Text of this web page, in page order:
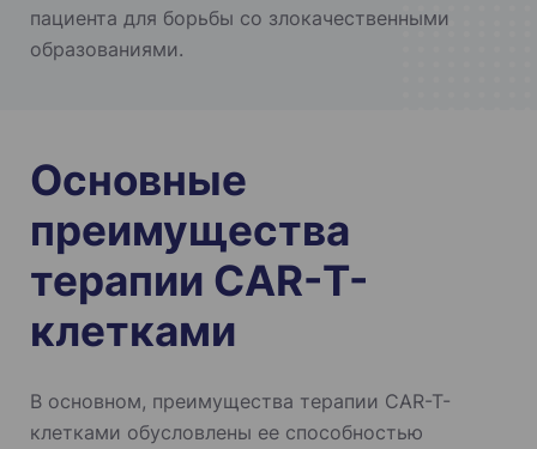
пациента для борьбы со злокачественными
образованиями.
Основные
преимущества
терапии CAR-Т-
клетками
В основном, преимущества терапии CAR-T-
клетками обусловлены ее способностью